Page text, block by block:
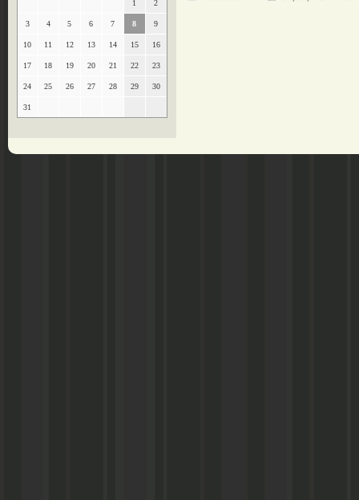
1 2
3 4 5 6 7 8 9
10 11 12 13 14 15 16
17 18 19 20 21 22 23
24 25 26 27 28 29 30
31